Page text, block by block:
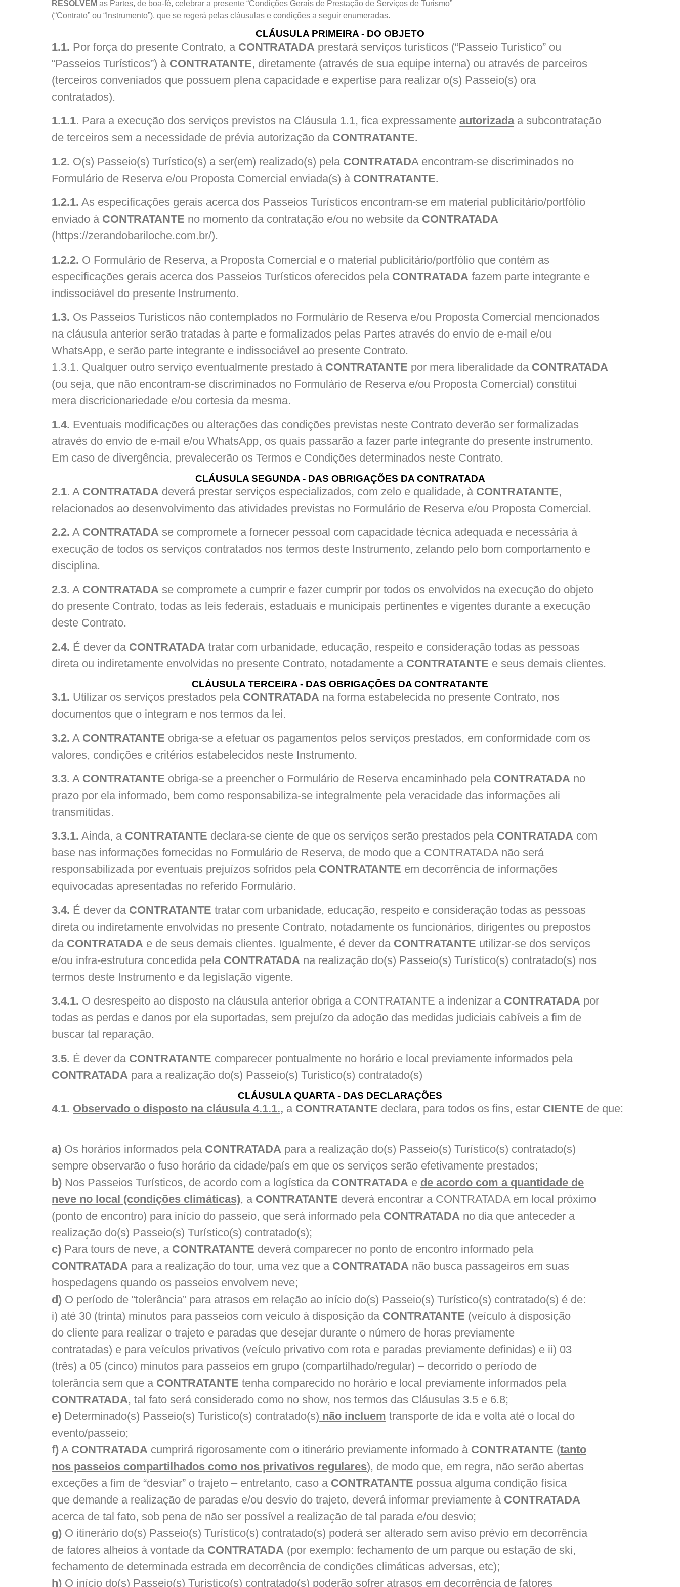
RESOLVEM as Partes, de boa-fé, celebrar a presente “Condições Gerais de Prestação de Serviços de Turismo”
(“Contrato” ou “Instrumento”), que se regerá pelas cláusulas e condições a seguir enumeradas.
CLÁUSULA PRIMEIRA - DO OBJETO
1.1. Por força do presente Contrato, a CONTRATADA prestará serviços turísticos (“Passeio Turístico” ou
“Passeios Turísticos”) à CONTRATANTE, diretamente (através de sua equipe interna) ou através de parceiros
(terceiros conveniados que possuem plena capacidade e expertise para realizar o(s) Passeio(s) ora
contratados).
1.1.1. Para a execução dos serviços previstos na Cláusula 1.1, fica expressamente autorizada a subcontratação
de terceiros sem a necessidade de prévia autorização da CONTRATANTE.
1.2. O(s) Passeio(s) Turístico(s) a ser(em) realizado(s) pela CONTRATADA encontram-se discriminados no
Formulário de Reserva e/ou Proposta Comercial enviada(s) à CONTRATANTE.
1.2.1. As especificações gerais acerca dos Passeios Turísticos encontram-se em material publicitário/portfólio
enviado à CONTRATANTE no momento da contratação e/ou no website da CONTRATADA
(https://zerandobariloche.com.br/).
1.2.2. O Formulário de Reserva, a Proposta Comercial e o material publicitário/portfólio que contém as
especificações gerais acerca dos Passeios Turísticos oferecidos pela CONTRATADA fazem parte integrante e
indissociável do presente Instrumento.
1.3. Os Passeios Turísticos não contemplados no Formulário de Reserva e/ou Proposta Comercial mencionados
na cláusula anterior serão tratadas à parte e formalizados pelas Partes através do envio de e-mail e/ou
WhatsApp, e serão parte integrante e indissociável ao presente Contrato.
1.3.1. Qualquer outro serviço eventualmente prestado à CONTRATANTE por mera liberalidade da CONTRATADA
(ou seja, que não encontram-se discriminados no Formulário de Reserva e/ou Proposta Comercial) constitui
mera discricionariedade e/ou cortesia da mesma.
1.4. Eventuais modificações ou alterações das condições previstas neste Contrato deverão ser formalizadas
através do envio de e-mail e/ou WhatsApp, os quais passarão a fazer parte integrante do presente instrumento.
Em caso de divergência, prevalecerão os Termos e Condições determinados neste Contrato.
CLÁUSULA SEGUNDA - DAS OBRIGAÇÕES DA CONTRATADA
2.1. A CONTRATADA deverá prestar serviços especializados, com zelo e qualidade, à CONTRATANTE,
relacionados ao desenvolvimento das atividades previstas no Formulário de Reserva e/ou Proposta Comercial.
2.2. A CONTRATADA se compromete a fornecer pessoal com capacidade técnica adequada e necessária à
execução de todos os serviços contratados nos termos deste Instrumento, zelando pelo bom comportamento e
disciplina.
2.3. A CONTRATADA se compromete a cumprir e fazer cumprir por todos os envolvidos na execução do objeto
do presente Contrato, todas as leis federais, estaduais e municipais pertinentes e vigentes durante a execução
deste Contrato.
2.4. É dever da CONTRATADA tratar com urbanidade, educação, respeito e consideração todas as pessoas
direta ou indiretamente envolvidas no presente Contrato, notadamente a CONTRATANTE e seus demais clientes.
CLÁUSULA TERCEIRA - DAS OBRIGAÇÕES DA CONTRATANTE
3.1. Utilizar os serviços prestados pela CONTRATADA na forma estabelecida no presente Contrato, nos
documentos que o integram e nos termos da lei.
3.2. A CONTRATANTE obriga-se a efetuar os pagamentos pelos serviços prestados, em conformidade com os
valores, condições e critérios estabelecidos neste Instrumento.
3.3. A CONTRATANTE obriga-se a preencher o Formulário de Reserva encaminhado pela CONTRATADA no
prazo por ela informado, bem como responsabiliza-se integralmente pela veracidade das informações ali
transmitidas.
3.3.1. Ainda, a CONTRATANTE declara-se ciente de que os serviços serão prestados pela CONTRATADA com
base nas informações fornecidas no Formulário de Reserva, de modo que a CONTRATADA não será
responsabilizada por eventuais prejuízos sofridos pela CONTRATANTE em decorrência de informações
equivocadas apresentadas no referido Formulário.
3.4. É dever da CONTRATANTE tratar com urbanidade, educação, respeito e consideração todas as pessoas
direta ou indiretamente envolvidas no presente Contrato, notadamente os funcionários, dirigentes ou prepostos
da CONTRATADA e de seus demais clientes. Igualmente, é dever da CONTRATANTE utilizar-se dos serviços
e/ou infra-estrutura concedida pela CONTRATADA na realização do(s) Passeio(s) Turístico(s) contratado(s) nos
termos deste Instrumento e da legislação vigente.
3.4.1. O desrespeito ao disposto na cláusula anterior obriga a CONTRATANTE a indenizar a CONTRATADA por
todas as perdas e danos por ela suportadas, sem prejuízo da adoção das medidas judiciais cabíveis a fim de
buscar tal reparação.
3.5. É dever da CONTRATANTE comparecer pontualmente no horário e local previamente informados pela
CONTRATADA para a realização do(s) Passeio(s) Turístico(s) contratado(s)
CLÁUSULA QUARTA - DAS DECLARAÇÕES
4.1. Observado o disposto na cláusula 4.1.1., a CONTRATANTE declara, para todos os fins, estar CIENTE de que:
a) Os horários informados pelaCONTRATADA para a realização do(s) Passeio(s) Turístico(s) contratado(s)
sempre observarão o fuso horário da cidade/país em que os serviços serão efetivamente prestados;
b) Nos Passeios Turísticos, de acordo com a logística da CONTRATADA e de acordo com a quantidade de
neve no local (condições climáticas), a CONTRATANTE deverá encontrar a CONTRATADA em local próximo
(ponto de encontro) para início do passeio, que será informado pela CONTRATADA no dia que anteceder a
realização do(s) Passeio(s) Turístico(s) contratado(s);
c) Para tours de neve, a CONTRATANTE deverá comparecer no ponto de encontro informado pela
CONTRATADA para a realização do tour, uma vez que a CONTRATADA não busca passageiros em suas
hospedagens quando os passeios envolvem neve;
d) O período de “tolerância” para atrasos em relação ao início do(s) Passeio(s) Turístico(s) contratado(s) é de:
i) até 30 (trinta) minutos para passeios com veículo à disposição da CONTRATANTE (veículo à disposição
do cliente para realizar o trajeto e paradas que desejar durante o número de horas previamente
contratadas) e para veículos privativos (veículo privativo com rota e paradas previamente definidas) e ii) 03
(três) a 05 (cinco) minutos para passeios em grupo (compartilhado/regular) – decorrido o período de
tolerância sem que a CONTRATANTE tenha comparecido no horário e local previamente informados pela
CONTRATADA, tal fato será considerado como no show, nos termos das Cláusulas 3.5 e 6.8;
e) Determinado(s) Passeio(s) Turístico(s) contratado(s) não incluem transporte de ida e volta até o local do
evento/passeio;
f) A CONTRATADA cumprirá rigorosamente com o itinerário previamente informado à CONTRATANTE (tanto
nos passeios compartilhados como nos privativos regulares), de modo que, em regra, não serão abertas
exceções a fim de “desviar” o trajeto – entretanto, caso a CONTRATANTE possua alguma condição física
que demande a realização de paradas e/ou desvio do trajeto, deverá informar previamente à CONTRATADA
acerca de tal fato, sob pena de não ser possível a realização de tal parada e/ou desvio;
g) O itinerário do(s) Passeio(s) Turístico(s) contratado(s) poderá ser alterado sem aviso prévio em decorrência
de fatores alheios à vontade da CONTRATADA (por exemplo: fechamento de um parque ou estação de ski,
fechamento de determinada estrada em decorrência de condições climáticas adversas, etc);
h) O início do(s) Passeio(s) Turístico(s) contratado(s) poderão sofrer atrasos em decorrência de fatores